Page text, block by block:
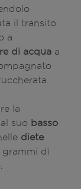
il transito
a
di acqua a
la
suo basso
diete
grammi di